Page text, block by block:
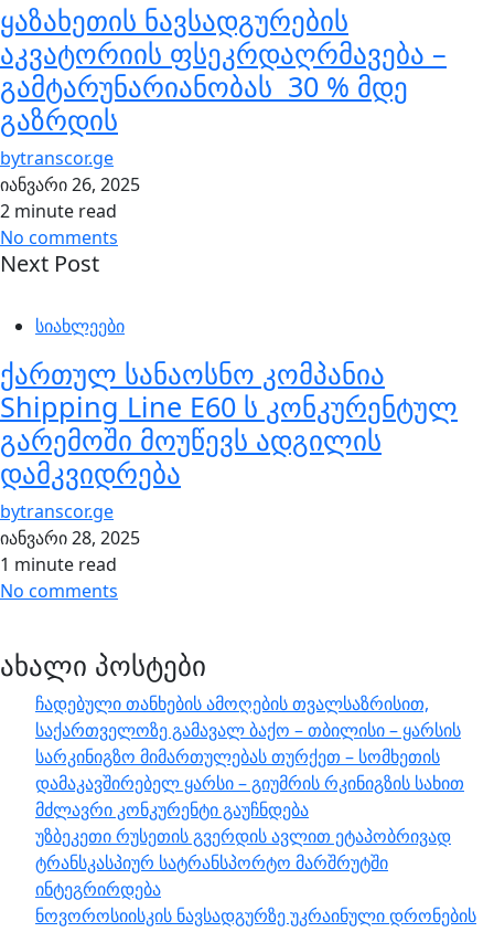
ყაზახეთის ნავსადგურების
აკვატორიის ფსეკრდაღრმავება –
გამტარუნარიანობას 30 % მდე
გაზრდის
bytranscor.ge
იანვარი 26, 2025
2 minute read
No comments
Next Post
სიახლეები
ქართულ სანაოსნო კომპანია
Shipping Line E60 ს კონკურენტულ
გარემოში მოუწევს ადგილის
დამკვიდრება
bytranscor.ge
იანვარი 28, 2025
1 minute read
No comments
ახალი პოსტები
ჩადებული თანხების ამოღების თვალსაზრისით,
საქართველოზე გამავალ ბაქო – თბილისი – ყარსის
სარკინიგზო მიმართულებას თურქეთ – სომხეთის
დამაკავშირებელ ყარსი – გიუმრის რკინიგზის სახით
მძლავრი კონკურენტი გაუჩნდება
უზბეკეთი რუსეთის გვერდის ავლით ეტაპობრივად
ტრანსკასპიურ სატრანსპორტო მარშრუტში
ინტეგრირდება
ნოვოროსიისკის ნავსადგურზე უკრაინული დრონების